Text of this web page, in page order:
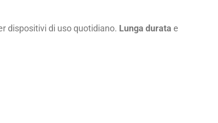
dispositivi di uso quotidiano. Lunga durata e